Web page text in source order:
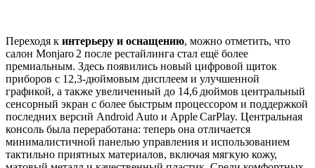
Переходя к интерьеру и оснащению, можно отметить, что
салон Monjaro 2 после рестайлинга стал ещё более
премиальным. Здесь появились новый цифровой щиток
приборов с 12,3‑дюймовым дисплеем и улучшенной
графикой, а также увеличенный до 14,6 дюймов центральный
сенсорный экран с более быстрым процессором и поддержкой
последних версий Android Auto и Apple CarPlay. Центральная
консоль была переработана: теперь она отличается
минималистичной панелью управления и использованием
тактильно приятных материалов, включая мягкую кожу,